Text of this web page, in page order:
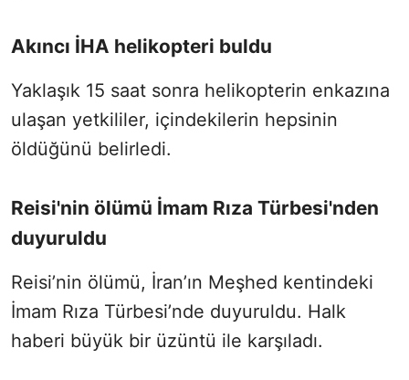
Akıncı İHA helikopteri buldu
Yaklaşık 15 saat sonra helikopterin enkazına
ulaşan yetkililer, içindekilerin hepsinin
öldüğünü belirledi.
Reisi'nin ölümü İmam Rıza Türbesi'nden
duyuruldu
Reisi’nin ölümü, İran’ın Meşhed kentindeki
İmam Rıza Türbesi’nde duyuruldu. Halk
haberi büyük bir üzüntü ile karşıladı.